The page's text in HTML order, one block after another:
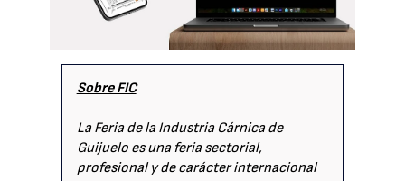
Sobre FIC
La Feria de la Industria Cárnica de
Guijuelo es una feria sectorial,
profesional y de carácter internacional